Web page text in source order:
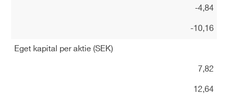
-4,84
-10,16
Eget kapital per aktie (SEK)
7,82
12,64